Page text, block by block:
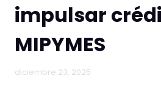
impulsar
MIPYMES
diciembre 23, 2025